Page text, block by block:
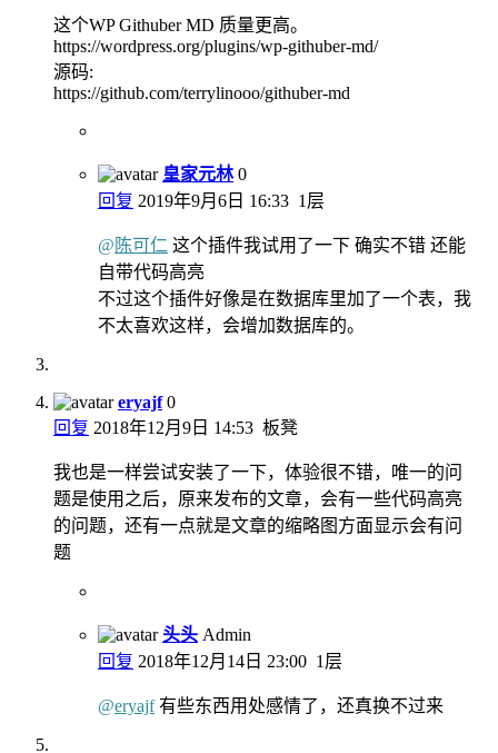
这个WP Githuber MD 质量更高。
https://wordpress.org/plugins/wp-githuber-md/
源码:
https://github.com/terrylinooo/githuber-md
皇家元林 0
回复 2019年9月6日 16:33 1层
@ 陈可仁 这个插件我试用了一下 确实不错 还能
自带代码高亮
不过这个插件好像是在数据库里加了一个表，我
不太喜欢这样，会增加数据库的。
eryajf 0
回复 2018年12月9日 14:53 板凳
我也是一样尝试安装了一下，体验很不错，唯一的问
题是使用之后，原来发布的文章，会有一些代码高亮
的问题，还有一点就是文章的缩略图方面显示会有问
题
头头 Admin
回复 2018年12月14日 23:00 1层
@eryajf有些东西用处感情了，还真换不过来